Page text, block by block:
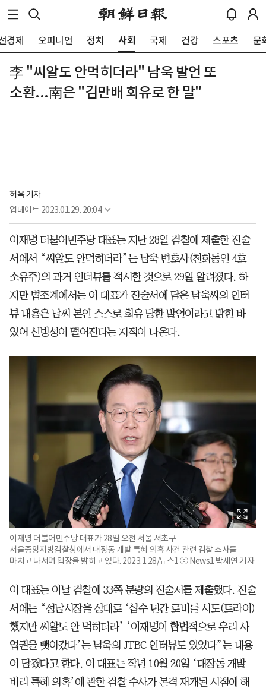
경제 오피니언 정치 사회 국제 건강 스포츠 문
李 "씨알도 안먹히더라" 남욱 발언 또
소환...南은 "김만배 회유로 한 말"
허욱 기자
업데이트 2023.01.29. 20:04
이재명 더불어민주당 대표는 지난 28일 검찰에 제출한 진술
서에서 “씨알도 안먹히더라”는 남욱 변호사(천화동인 4호
소유주)의 과거 인터뷰를 적시한 것으로 29일 알려졌다. 하
지만 법조계에서는 이 대표가 진술서에 담은 남욱씨의 인터
뷰 내용은 남씨 본인 스스로 회유 당한 발언이라고 밝힌 바
있어 신빙성이 떨어진다는 지적이 나온다.
이재명 더불어민주당 대표가 28일 오전 서울 서초구
서울중앙지방검찰청에서 대장동 개발 특혜 의혹 사건 관련 검찰 조사를
마치고 나서며 입장을 밝히고 있다. 2023.1.28/뉴스1 ⓒ News1 박세연 기자
이 대표는 이날 검찰에 33쪽 분량의 진술서를 제출했다. 진술
서에는 “성남시장을 상대로 ‘십수 년간 로비를 시도(트라이)
했지만 씨알도 안 먹히더라’ ‘이재명이 합법적으로 우리 사
업권을 뺏아갔다’는 남욱의 JTBC 인터뷰도 있었다”는 내용
이 담겼다고 한다. 이 대표는 작년 10월 20일 ‘대장동 개발
비리 특혜 의혹’에 관한 검찰 수사가 본격 재개된 시점에 해